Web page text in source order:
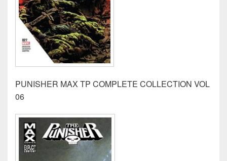
PUNISHER MAX TP COMPLETE COLLECTION VOL
06